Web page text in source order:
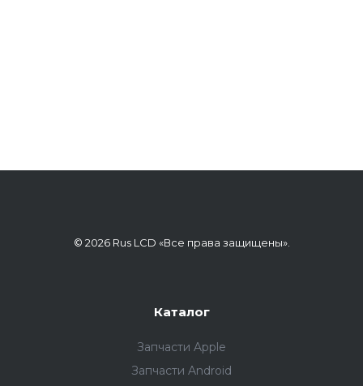
© 2026 Rus LCD «Все права защищены».
Каталог
Запчасти Apple
Запчасти Android